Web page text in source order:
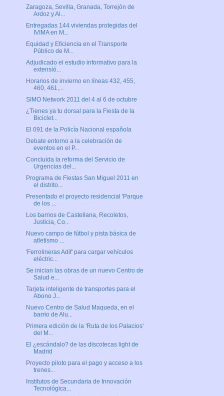
Zaragoza, Sevilla, Granada, Torrejón de
Ardoz y Al...
Entregadas 144 viviendas protegidas del
IVIMA en M...
Equidad y Eficiencia en el Transporte
Público de M...
Adjudicado el estudio informativo para la
extensió...
Horarios de invierno en líneas 432, 455,
460, 461,...
SIMO Network 2011 del 4 al 6 de octubre
¿Tienes ya tu dorsal para la Fiesta de la
Biciclet...
El 091 de la Policía Nacional española
Debate entorno a la celebración de
eventos en el P...
Concluida la reforma del Servicio de
Urgencias del...
Programa de Fiestas San Miguel 2011 en
el distrito...
Presentado el proyecto residencial 'Parque
de los ...
Los barrios de Castellana, Recoletos,
Justicia, Co...
Nuevo campo de fútbol y pista básica de
atletismo ...
'Ferrolineras Adif' para cargar vehículos
eléctric...
Se inician las obras de un nuevo Centro de
Salud e...
Tarjeta inteligente de transportes para el
Abono J...
Nuevo Centro de Salud Maqueda, en el
barrio de Alu...
Primera edición de la 'Ruta de los Palacios'
del M...
El ¿escándalo? de las discotecas light de
Madrid
Proyecto piloto para el pago y acceso a los
trenes...
Institutos de Secundaria de Innovación
Tecnológica...